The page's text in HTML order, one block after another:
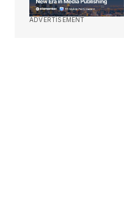
ADVERTISEMENT